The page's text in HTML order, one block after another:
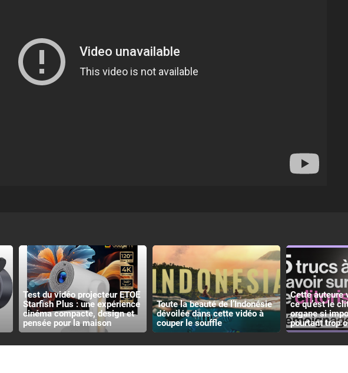
Test du vidéo projecteur ETOE
Starfish Plus : une expérience
cinéma compacte, design et
pensée pour la maison
Toute la beauté de l’Indonésie
dévoilée dans cette vidéo à
couper le souffle
Cette auteure
ce qu’est le
organe si
pourtant trop